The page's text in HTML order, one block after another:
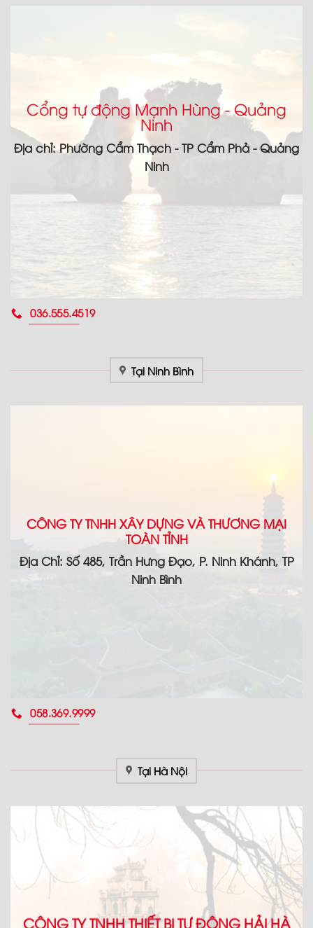
Cổng tự động Mạnh Hùng - Quảng
Ninh
Địa chỉ: Phường Cẩm Thạch - TP Cẩm Phả - Quảng
Ninh
036.555.4519
Tại Ninh Bình
CÔNG TY TNHH XÂY DỰNG VÀ THƯƠNG MẠI
TOÀN TỈNH
Địa Chỉ: Số 485, Trần Hưng Đạo, P. Ninh Khánh, TP
Ninh Bình
058.369.9999
Tại Hà Nội
CÔNG TY TNHH THIẾT BỊ TỰ ĐỘNG HẢI HÀ